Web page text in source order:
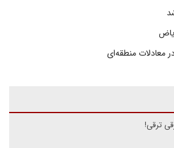
معادلات منطقه‌ای
ترقی!